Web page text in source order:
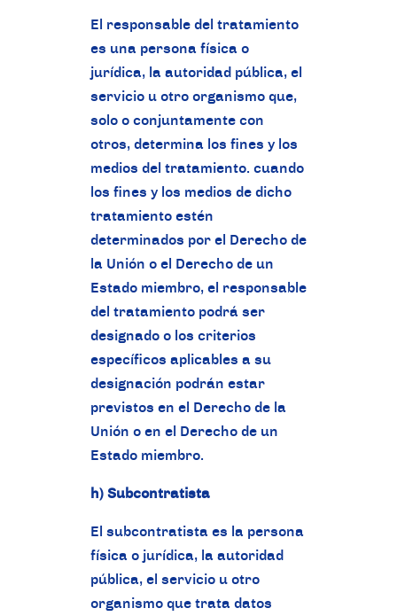
El responsable del tratamiento
es una persona física o
jurídica, la autoridad pública, el
servicio u otro organismo que,
solo o conjuntamente con
otros, determina los fines y los
medios del tratamiento. cuando
los fines y los medios de dicho
tratamiento estén
determinados por el Derecho de
la Unión o el Derecho de un
Estado miembro, el responsable
del tratamiento podrá ser
designado o los criterios
específicos aplicables a su
designación podrán estar
previstos en el Derecho de la
Unión o en el Derecho de un
Estado miembro.
h) Subcontratista
El subcontratista es la persona
física o jurídica, la autoridad
pública, el servicio u otro
organismo que trata datos